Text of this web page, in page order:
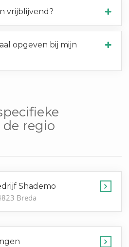
vrijblijvend?
opgeven bij mijn
regio
Shademo
Breda